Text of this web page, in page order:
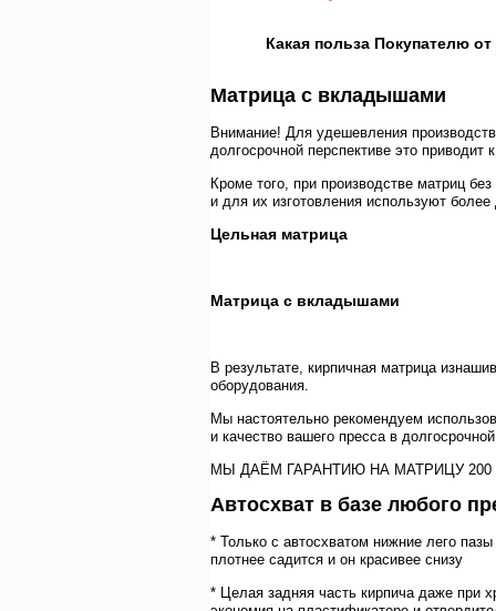
Какая польза Покупателю от
Матрица с вкладышами
Внимание! Для удешевления
долгосрочной перспективе это
Кроме того, при производстве матриц
и для их изготовления используют
Цельная матрица
Матрица с вкладышами
В результате, кирпичная матрица
оборудования.
Мы настоятельно рекомендуем
и качество вашего пресса в
МЫ ДАЁМ ГАРАНТИЮ НА МАТРИЦУ
Автосхват в базе любого
* Только с автосхватом нижние лего
плотнее садится и он красивее снизу
* Целая задняя часть кирпича даже при